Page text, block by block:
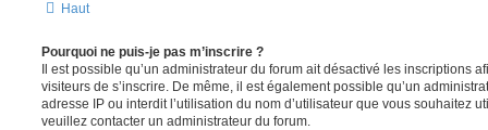
Haut
Pourquoi ne puis-je pas m’inscrire ?
Il est possible qu’un administrateur du forum ait désactivé les inscriptions
visiteurs de s’inscrire. De même, il est également possible qu’un
adresse IP ou interdit l’utilisation du nom d’utilisateur que vous souhaitez
veuillez contacter un administrateur du forum.